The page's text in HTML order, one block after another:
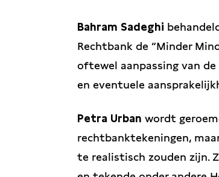
Bahram Sadeghi
Rechtbank de “Minder
oftewel aanpassing van de
en eventuele
Petra Urban wordt
rechtbanktekeningen,
te realistisch zouden zijn.